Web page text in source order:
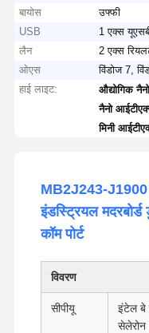
बायोस
उफ्फी
USB
1 एक्स
लैन
2 एक्स
ओएस
विंडोज 7,
हाई लाइट:
औद्योगिक
नैनो
मिनी
MB2J243-J1900
इंडस्ट्रियल
कॉम पोर्ट
विवरण
सीपीयू इंटेल बे